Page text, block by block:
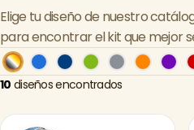
Elige tu diseño de nuestro
para encontrar el kit que mejor
10 diseños encontrados